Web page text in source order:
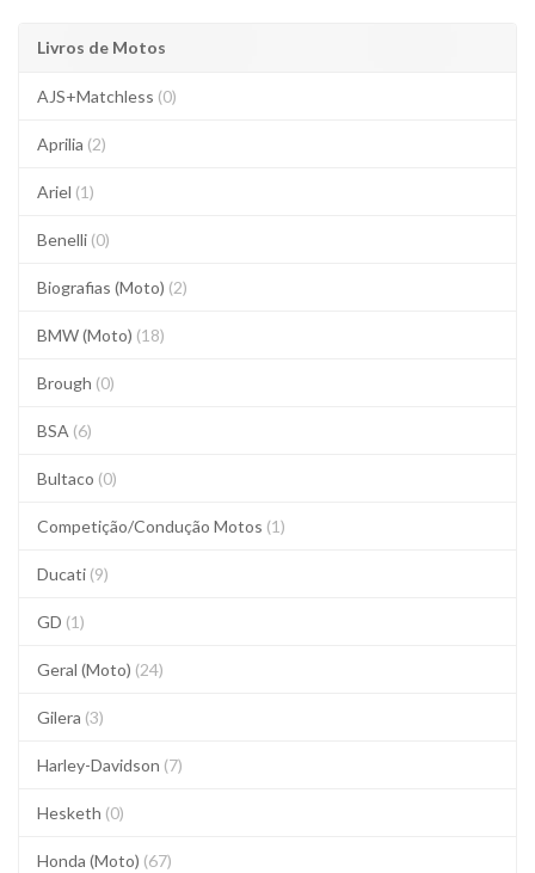
Livros de Motos
AJS+Matchless (0)
Aprilia (2)
Ariel (1)
Benelli (0)
Biografias (Moto) (2)
BMW (Moto) (18)
Brough (0)
BSA (6)
Bultaco (0)
Competição/Condução Motos (1)
Ducati (9)
GD (1)
Geral (Moto) (24)
Gilera (3)
Harley-Davidson (7)
Hesketh (0)
Honda (Moto) (67)